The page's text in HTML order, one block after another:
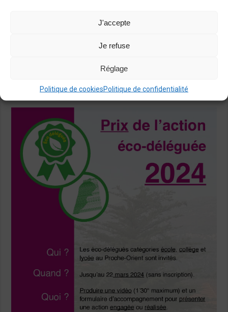
J'accepte
Je refuse
Réglage
Politique de cookiesPolitique de confidentialité
Festival Idéal